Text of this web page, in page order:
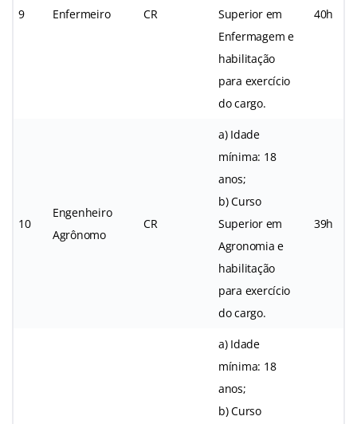
9 Enfermeiro CR
Superior em
Enfermagem e
habilitação
para exercício
do cargo.
40h
10
Engenheiro
Agrônomo
CR
a) Idade
mínima: 18
anos;
b) Curso
Superior em
Agronomia e
habilitação
para exercício
do cargo.
39h
a) Idade
mínima: 18
anos;
b) Curso